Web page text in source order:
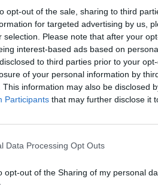
opt-out of the sale, sharing to third
for targeted advertising by us,
selection. Please note that after your
interest-based ads based on
to third parties prior to your
of your personal information by
This information may also be disclosed
Participants that may further disclose it
Data Processing Opt Outs
opt-out of the Sharing of my personal
Robban a NAV
akár kétmilliós büntetést is
trükközők
A NAV eddig 1480 ellenőrzést
tárt fel szabálytalanságot.